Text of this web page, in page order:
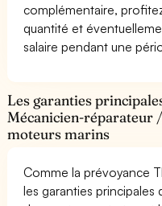
complémentaire,
quantité et
salaire pendant une
Les garanties
Mécanicien-réparateur
moteurs marins
Comme la prévoyance
les garanties